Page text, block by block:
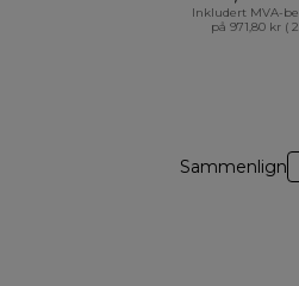
Inkludert MVA-
på 971,80 kr (
Sammenlign